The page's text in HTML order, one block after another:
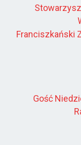
Franciszkański
Gość